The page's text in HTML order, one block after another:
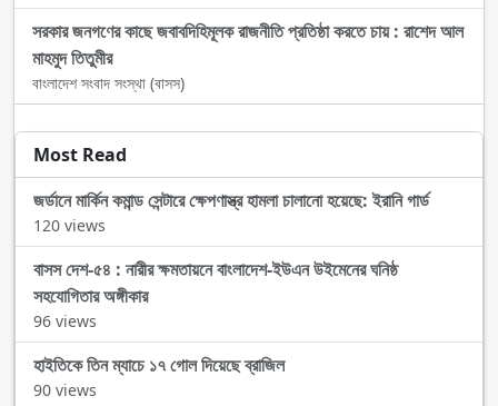
সরকার জনগণের কাছে জবাবদিহিমূলক রাজনীতি প্রতিষ্ঠা করতে চায় : রাশেদ আল
মাহমুদ তিতুমীর
বাংলাদেশ সংবাদ সংস্থা (বাসস)
Most Read
জর্ডানে মার্কিন কমান্ড সেন্টারে ক্ষেপণাস্ত্র হামলা চালানো হয়েছে: ইরানি গার্ড
120 views
বাসস দেশ-৫৪ : নারীর ক্ষমতায়নে বাংলাদেশ-ইউএন উইমেনের ঘনিষ্ঠ
সহযোগিতার অঙ্গীকার
96 views
হাইতিকে তিন ম্যাচে ১৭ গোল দিয়েছে ব্রাজিল
90 views